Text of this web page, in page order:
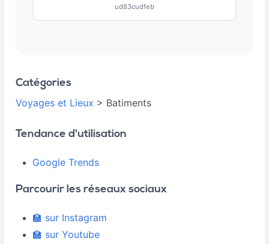
ud83cudfeb
Catégories
Voyages et Lieux > Batiments
Tendance d'utilisation
Google Trends
Parcourir les réseaux sociaux
🏫 sur Instagram
🏫 sur Youtube